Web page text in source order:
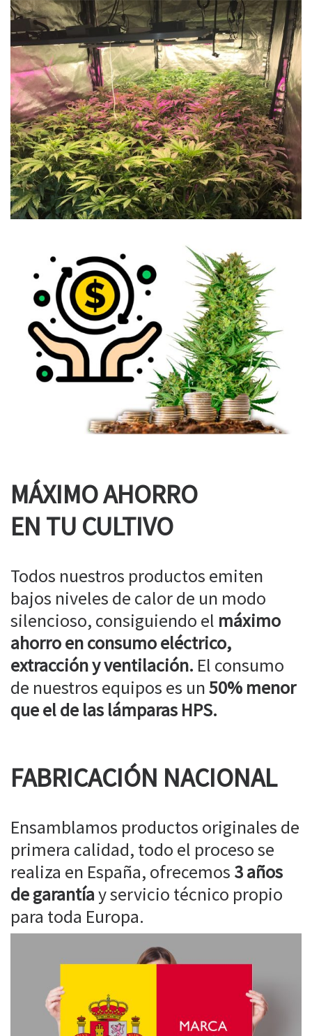
MÁXIMO AHORRO
EN TU CULTIVO
Todos nuestros productos emiten
bajos niveles de calor de un modo
silencioso, consiguiendo el máximo
ahorro en consumo eléctrico,
extracción y ventilación. El consumo
de nuestros equipos es un50% menor
que el de las lámparas HPS.
FABRICACIÓN NACIONAL
Ensamblamos productos originales de
primera calidad, todo el proceso se
realiza en España, ofrecemos 3 años
de garantíay servicio técnico propio
para toda Europa.